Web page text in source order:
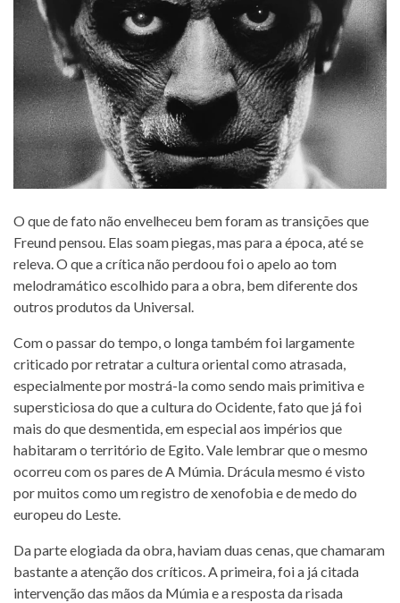
O que de fato não envelheceu bem foram as transições que
Freund pensou. Elas soam piegas, mas para a época, até se
releva. O que a crítica não perdoou foi o apelo ao tom
melodramático escolhido para a obra, bem diferente dos
outros produtos da Universal.
Com o passar do tempo, o longa também foi largamente
criticado por retratar a cultura oriental como atrasada,
especialmente por mostrá-la como sendo mais primitiva e
supersticiosa do que a cultura do Ocidente, fato que já foi
mais do que desmentida, em especial aos impérios que
habitaram o território de Egito. Vale lembrar que o mesmo
ocorreu com os pares de A Múmia. Drácula mesmo é visto
por muitos como um registro de xenofobia e de medo do
europeu do Leste.
Da parte elogiada da obra, haviam duas cenas, que chamaram
bastante a atenção dos críticos. A primeira, foi a já citada
intervenção das mãos da Múmia e a resposta da risada